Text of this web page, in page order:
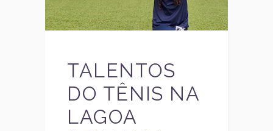
TALENTOS
DO TÊNIS NA
LAGOA